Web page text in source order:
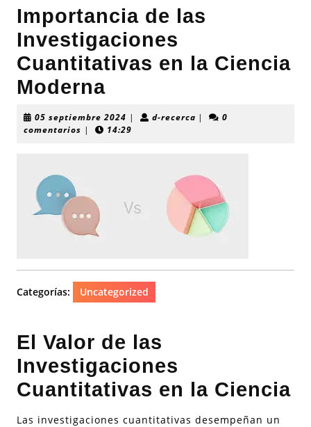
Importancia de las
Investigaciones
Cuantitativas en la Ciencia
Moderna
05 septiembre 2024 05
septiembre
| d-recercad-|
0
comentarios | 14:29
Categorías: Uncategorized
El Valor de las
Investigaciones
Cuantitativas en la Ciencia
Las investigaciones cuantitativas desempeñan un